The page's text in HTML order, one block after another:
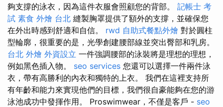
夠支撐的泳衣，因為這件衣服會照顧您的背部。 記帳士 考
試 素食 外燴 台北 縫製胸罩提供了額外的支撐，並確保您
在外出時感到舒適和自信。 rwd 自助式餐點外燴 對於圓柱
型輪廓，很重要的是，光學創建腰部線並突出臀部和乳房。
台北 外燴 外資設立 一件強調腰部的泳裝將是理想的理想，
例如黑色插入物。 seo services 您還可以選擇一件兩件泳
衣，帶有高勝利的內衣和獨特的上衣。 我們在這裡支持所
有年齡和能力來實現他們的目標，我們很自豪能夠在您的游
泳池成功中發揮作用。 Proswimwear，不僅是客戶 - seo